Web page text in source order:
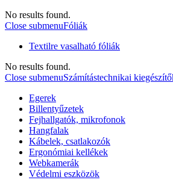
No results found.
Close submenuFóliák
Textilre vasalható fóliák
No results found.
Close submenuSzámítástechnikai
Egerek
Billentyűzetek
Fejhallgatók, mikrofonok
Hangfalak
Kábelek, csatlakozók
Ergonómiai kellékek
Webkamerák
Védelmi eszközök